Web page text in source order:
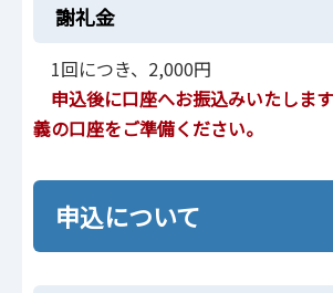
謝礼金
1回につき、2,000円
申込後に口座へお振込みいたしま
義の口座をご準備ください。
申込について